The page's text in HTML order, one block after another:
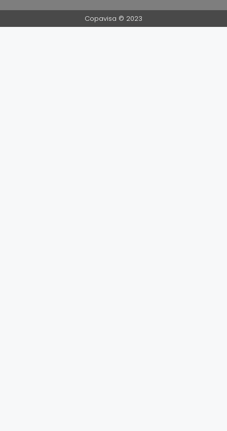
Copavisa © 2023